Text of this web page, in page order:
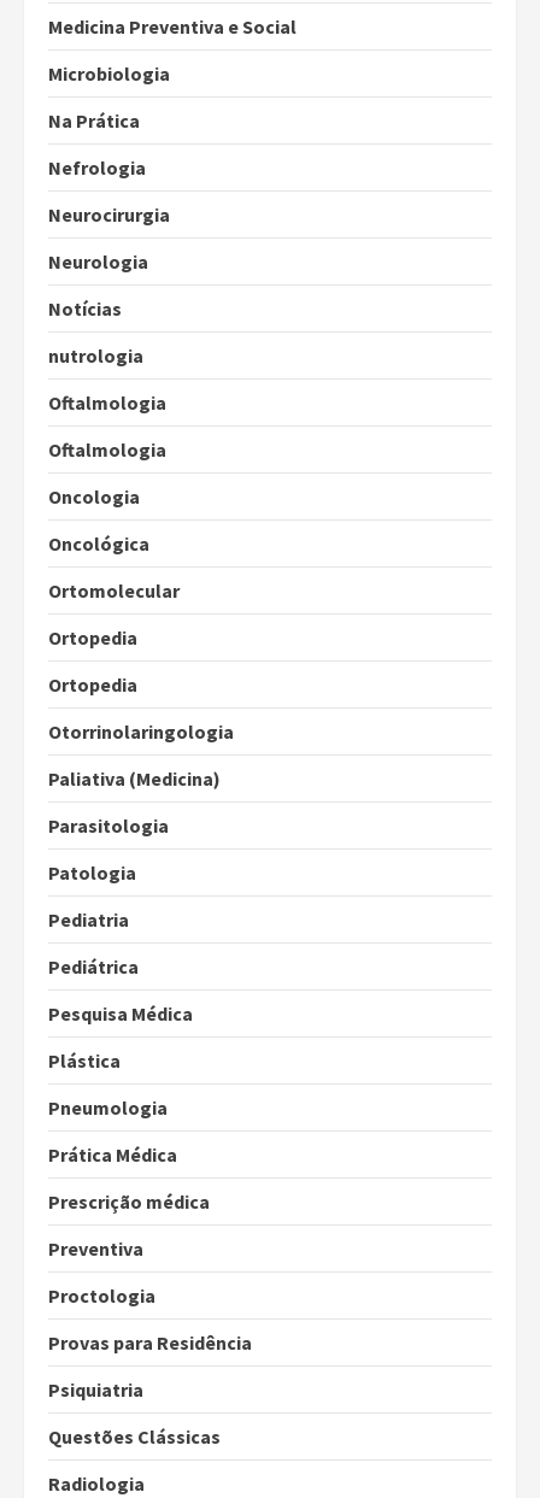
Medicina Preventiva e Social
Microbiologia
Na Prática
Nefrologia
Neurocirurgia
Neurologia
Notícias
nutrologia
Oftalmologia
Oftalmologia
Oncologia
Oncológica
Ortomolecular
Ortopedia
Ortopedia
Otorrinolaringologia
Paliativa (Medicina)
Parasitologia
Patologia
Pediatria
Pediátrica
Pesquisa Médica
Plástica
Pneumologia
Prática Médica
Prescrição médica
Preventiva
Proctologia
Provas para Residência
Psiquiatria
Questões Clássicas
Radiologia